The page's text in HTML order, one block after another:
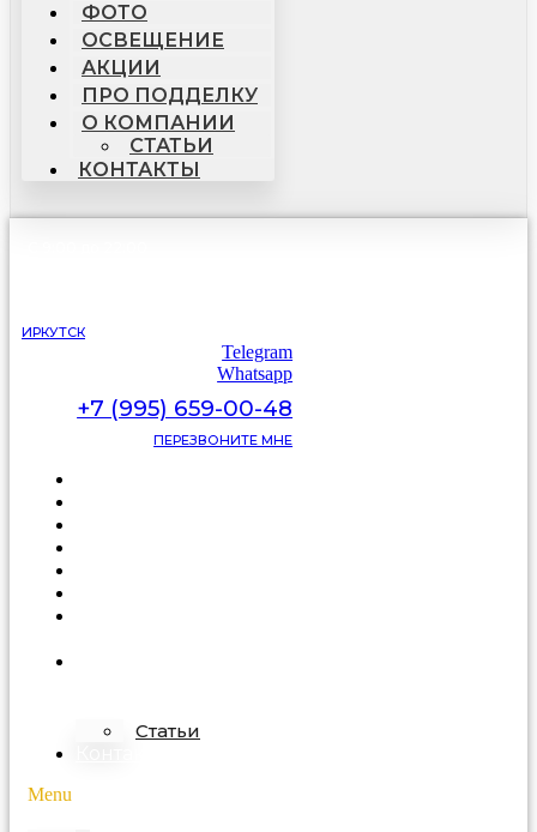
ФОТО
ОСВЕЩЕНИЕ
АКЦИИ
ПРО ПОДДЕЛКУ
О КОМПАНИИ
СТАТЬИ
КОНТАКТЫ
ИРКУТСК
Telegram
Whatsapp
+7 (995) 659-00-48
ПЕРЕЗВОНИТЕ МНЕ
Статьи
Menu